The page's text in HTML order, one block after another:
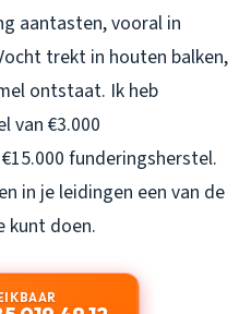
aantasten, vooral in
trekt in houten balken,
ontstaat. Ik heb
van €3.000
funderingsherstel.
in je leidingen een van de
kunt doen.